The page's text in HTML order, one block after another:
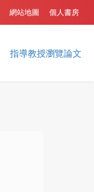
指導教授瀏覽論文
個人書房
網站地圖